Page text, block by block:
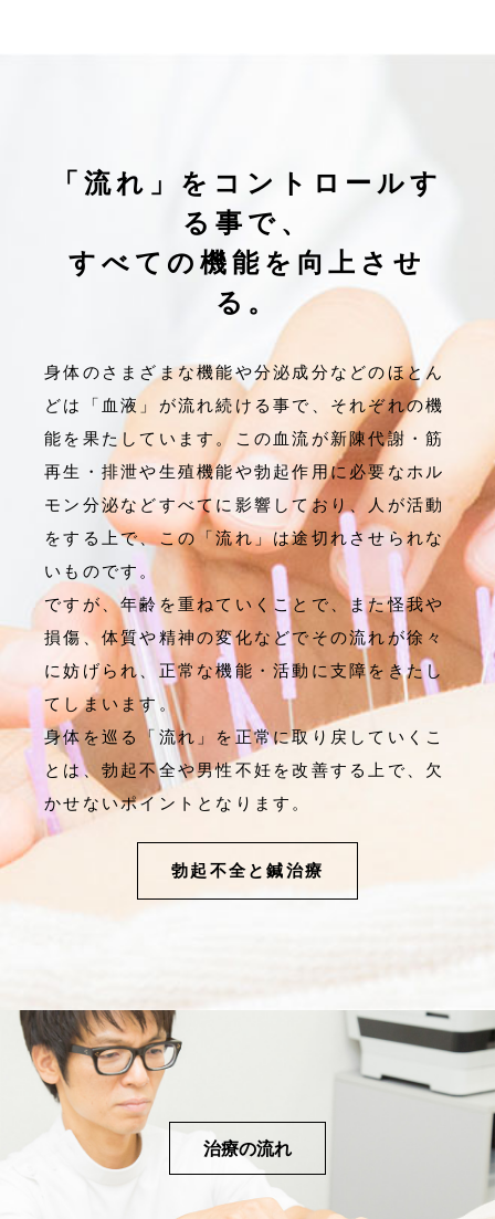
「流れ」をコントロールす
る事で、
すべての機能を向上させ
る。
身体のさまざまな機能や分泌成分などのほとん
どは「血液」が流れ続ける事で、それぞれの機
能を果たしています。この血流が新陳代謝・筋
再生・排泄や生殖機能や勃起作用に必要なホル
モン分泌などすべてに影響しており、人が活動
をする上で、この「流れ」は途切れさせられな
いものです。
ですが、年齢を重ねていくことで、また怪我や
損傷、体質や精神の変化などでその流れが徐々
に妨げられ、正常な機能・活動に支障をきたし
てしまいます。
身体を巡る「流れ」を正常に取り戻していくこ
とは、勃起不全や男性不妊を改善する上で、欠
かせないポイントとなります。
勃起不全と鍼治療
治療の流れ